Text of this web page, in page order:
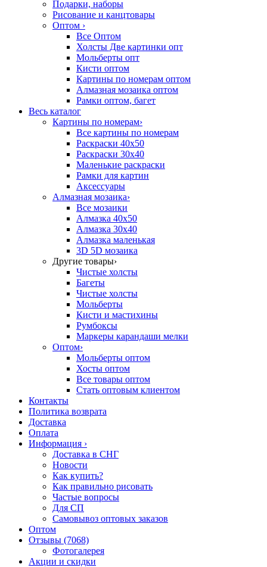
Подарки, наборы
Рисование и канцтовары
Оптом ›
Все Оптом
Холсты Две картинки опт
Мольберты опт
Кисти оптом
Картины по номерам оптом
Алмазная мозаика оптом
Рамки оптом, багет
Весь каталог
Картины по номерам›
Все картины по номерам
Раскраски 40х50
Раскраски 30х40
Маленькие раскраски
Рамки для картин
Аксессуары
Алмазная мозаика›
Все мозаики
Алмазка 40х50
Алмазка 30х40
Алмазка маленькая
3D 5D мозаика
Другие товары›
Чистые холсты
Багеты
Чистые холсты
Мольберты
Кисти и мастихины
Румбоксы
Маркеры карандаши мелки
Оптом›
Мольберты оптом
Хосты оптом
Все товары оптом
Стать оптовым клиентом
Контакты
Политика возврата
Доставка
Оплата
Информация ›
Доставка в СНГ
Новости
Как купить?
Как правильно рисовать
Частые вопросы
Для СП
Самовывоз оптовых заказов
Оптом
Отзывы (7068)
Фотогалерея
Акции и скидки